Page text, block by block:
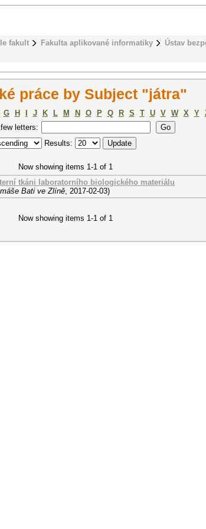
fakult Fakulta aplikované informatiky Ústav
práce by Subject "játra"
G H J K L M N O P Q R S T U V W X Y
letters:
Results:
Now showing items 1-1 of 1
tkáni laboratorního biologického materiálu
Bati ve Zlíně, 2017-02-03)
Now showing items 1-1 of 1